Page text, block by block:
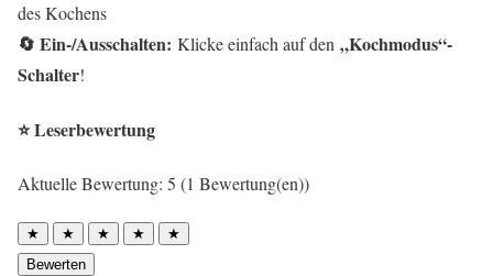
des Kochens
🔄 Ein-/Ausschalten: Klicke einfach auf den „Kochmodus“-
Schalter!
⭐ Leserbewertung
Aktuelle Bewertung: 5 (1 Bewertung(en))
★ ★ ★ ★
★
Bewerten